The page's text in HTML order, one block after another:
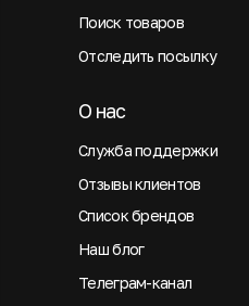
Поиск товаров
Отследить посылку
Служба поддержки
О нас
Отзывы клиентов
Список брендов
Наш блог
Телеграм-канал